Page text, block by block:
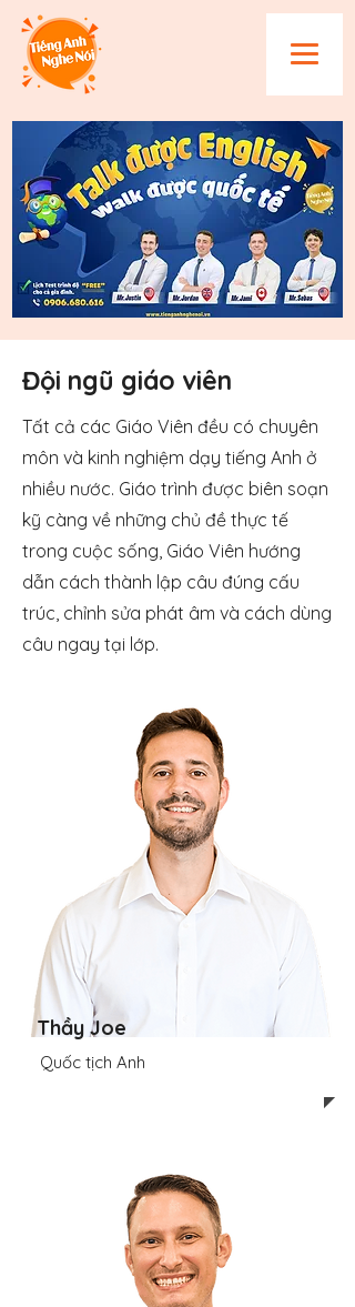
Đội ngũ giáo viên
Tất cả các Giáo Viên đều có chuyên
môn và kinh nghiệm dạy tiếng Anh ở
nhiều nước. Giáo trình được biên soạn
kỹ càng về những chủ đề thực tế
trong cuộc sống, Giáo Viên hướng
dẫn cách thành lập câu đúng cấu
trúc, chỉnh sửa phát âm và cách dùng
câu ngay tại lớp.
Thầy Joe
Quốc tịch Anh